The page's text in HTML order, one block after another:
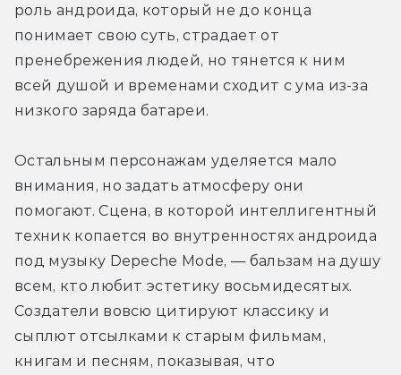
роль андроида, который не до конца
понимает свою суть, страдает от
пренебрежения людей, но тянется к ним
всей душой и временами сходит с ума из-за
низкого заряда батареи.
Остальным персонажам уделяется мало
внимания, но задать атмосферу они
помогают. Сцена, в которой интеллигентный
техник копается во внутренностях андроида
под музыку Depeche Mode, — бальзам на душу
всем, кто любит эстетику восьмидесятых.
Создатели вовсю цитируют классику и
сыплют отсылками к старым фильмам,
книгам и песням, показывая, что